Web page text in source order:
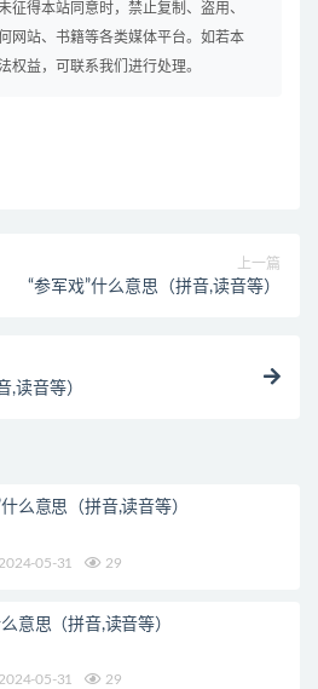
征得本站同意时，禁止复制、盗用、
网站、书籍等各类媒体平台。如若本
权益，可联系我们进行处理。
上一篇
“参军戏”什么意思（拼音,读音等）
,读音等）
么意思（拼音,读音等）
05-31 29
意思（拼音,读音等）
05-31 29